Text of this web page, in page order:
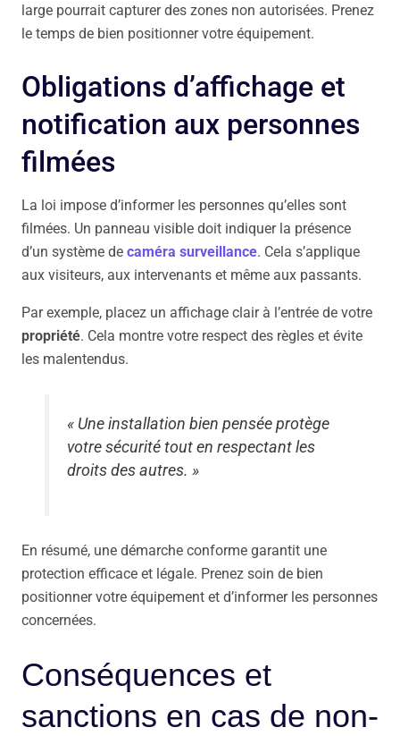
large pourrait capturer des zones non autorisées. Prenez
le temps de bien positionner votre équipement.
Obligations d’affichage et
notification aux personnes
filmées
La loi impose d’informer les personnes qu’elles sont
filmées. Un panneau visible doit indiquer la présence
d’un système de caméra surveillance. Cela s’applique
aux visiteurs, aux intervenants et même aux passants.
Par exemple, placez un affichage clair à l’entrée de votre
propriété. Cela montre votre respect des règles et évite
les malentendus.
« Une installation bien pensée protège
votre sécurité tout en respectant les
droits des autres. »
En résumé, une démarche conforme garantit une
protection efficace et légale. Prenez soin de bien
positionner votre équipement et d’informer les personnes
concernées.
Conséquences et
sanctions en cas de non-